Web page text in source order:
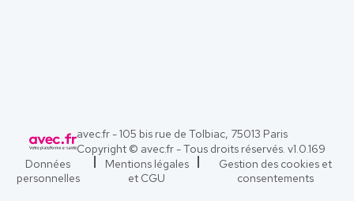
avec.fr - 105 bis rue de Tolbiac, 75013 Paris
Copyright © avec.fr - Tous droits réservés. v1.0.169
Données
personnelles
Mentions légales
et CGU
Gestion des cookies et
consentements